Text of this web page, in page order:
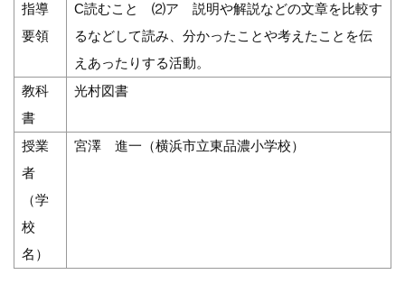
指導
要領
C読むこと ⑵ア 説明や解説などの文章を比較す
るなどして読み、分かったことや考えたことを伝
えあったりする活動。
教科
書
光村図書
授業
者
（学
校
名）
宮澤 進一（横浜市立東品濃小学校）